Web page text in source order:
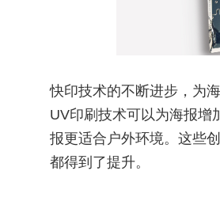
快印技术的不断进步，为
UV印刷技术可以为海报增
报更适合户外环境。这些
都得到了提升。